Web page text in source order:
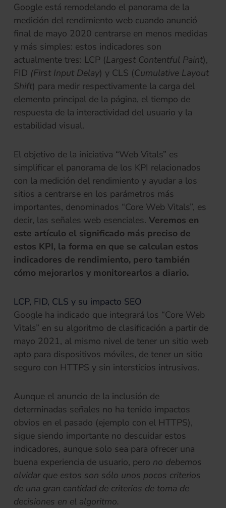
Google está remodelando el panorama de la
medición del rendimiento web cuando anunció
final de mayo 2020 centrarse en menos medidas
y más simples: estos indicadores son
actualmente tres: LCP (Largest Contentful Paint),
FID (First Input Delay) y CLS (Cumulative Layout
Shift) para medir respectivamente la carga del
elemento principal de la página, el tiempo de
respuesta de la interactividad del usuario y la
estabilidad visual.
El objetivo de la iniciativa “Web Vitals” es
simplificar el panorama de los KPI relacionados
con la medición del rendimiento y ayudar a los
sitios a centrarse en los parámetros más
importantes, denominados “Core Web Vitals”, es
decir, las señales web esenciales.Veremos en
este artículo el significado más preciso de
estos KPI, la forma en que se calculan estos
indicadores de rendimiento, pero también
cómo mejorarlos y monitorearlos a diario.
LCP, FID, CLS y su impacto SEO
Google ha indicado que integrará los “Core Web
Vitals” en su algoritmo de clasificación a partir de
mayo 2021, al mismo nivel de tener un sitio web
apto para dispositivos móviles, de tener un sitio
seguro con HTTPS y sin intersticios intrusivos.
Aunque el anuncio de la inclusión de
determinadas señales no ha tenido impactos
obvios en el pasado (ejemplo con el HTTPS),
sigue siendo importante no descuidar estos
indicadores, aunque solo sea para ofrecer una
buena experiencia de usuario, pero no debemos
olvidar que estos son sólo unos pocos criterios
de una gran cantidad de criterios de toma de
decisiones en el algoritmo.